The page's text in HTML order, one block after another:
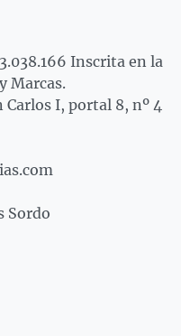
Inscrita en la
Marcas.
I, portal 8, nº 4
Sordo